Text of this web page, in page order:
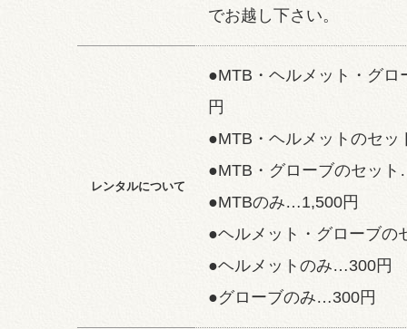
でお越し下さい。
レンタルについて
●MTB・ヘルメット・グ
円
●MTB・ヘルメットのセ
●MTB・グローブのセッ
●MTBのみ…1,500円
●ヘルメット・グローブ
●ヘルメットのみ…300円
●グローブのみ…300円